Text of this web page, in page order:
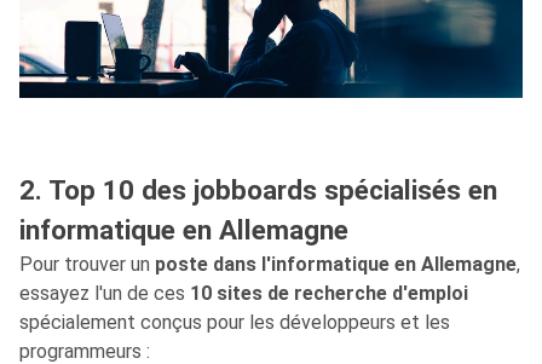
2. Top 10 des jobboards spécialisés en
informatique en Allemagne
Pour trouver un poste dans l'informatique en Allemagne,
essayez l'un de ces 10 sites de recherche d'emploi
spécialement conçus pour les développeurs et les
programmeurs :